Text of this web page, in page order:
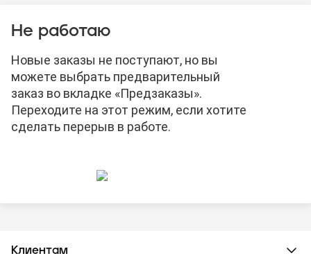
Не работаю
Новые заказы не поступают, но вы
можете выбрать предварительный
заказ во вкладке «Предзаказы».
Переходите на этот режим, если хотите
сделать перерыв в работе.
Клиентам